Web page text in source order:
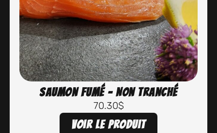
Saumon fumé – Non tranché
70.30$
Voir le produit